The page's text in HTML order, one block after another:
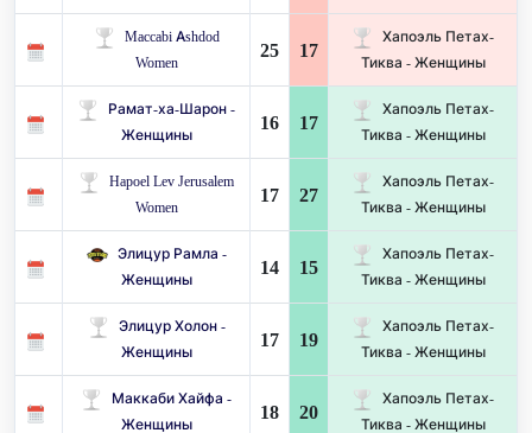
Maccabi Ashdod
Women
25 17
Хапоэль Петах-
Тиква - Женщины
Рамат-ха-Шарон -
Женщины
16 17
Хапоэль Петах-
Тиква - Женщины
Hapoel Lev Jerusalem
Women
17 27
Хапоэль Петах-
Тиква - Женщины
Элицур Рамла -
Женщины
14 15
Хапоэль Петах-
Тиква - Женщины
Элицур Холон -
Женщины
17 19
Хапоэль Петах-
Тиква - Женщины
Маккаби Хайфа -
Женщины
18 20
Хапоэль Петах-
Тиква - Женщины